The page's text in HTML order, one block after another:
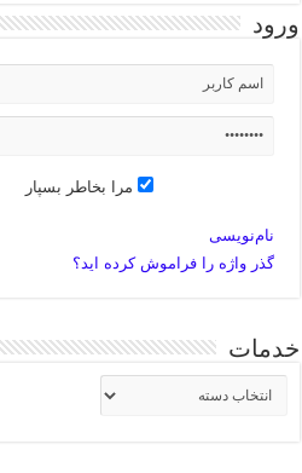
ورود
مرا بخاطر بسپار
نام‌نویسی
گذر واژه را فراموش کرده اید؟
خدمات